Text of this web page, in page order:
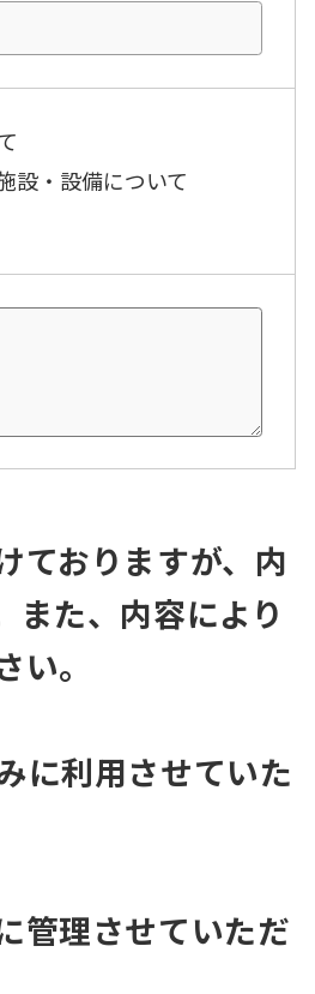
設・設備について
ておりますが、内
また、内容により
。
に利用させていた
管理させていただ